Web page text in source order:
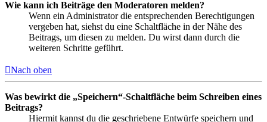
Wie kann ich Beiträge den Moderatoren melden?
Wenn ein Administrator die entsprechenden Berechtigungen
vergeben hat, siehst du eine Schaltfläche in der Nähe des
Beitrags, um diesen zu melden. Du wirst dann durch die
weiteren Schritte geführt.
Nach oben
Was bewirkt die „Speichern“-Schaltfläche beim Schreiben eines
Beitrags?
Hiermit kannst du die geschriebene Entwürfe speichern und